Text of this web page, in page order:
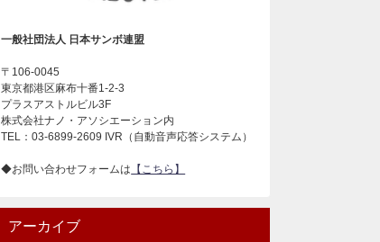
一般社団法人 日本サンボ連盟
〒106-0045
東京都港区麻布十番1-2-3
プラスアストルビル3F
株式会社ナノ・アソシエーション内
TEL：03-6899-2609 IVR（自動音声応答システム）
◆お問い合わせフォームは 【こちら】
アーカイブ